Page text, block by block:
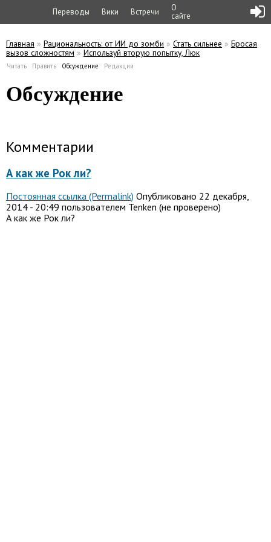
Переводы Вики Встречи
О
сайте
Вы здесь
Главная » Рациональность: от ИИ до зомби » Стать сильнее » Бросая
вызов сложностям » Используй вторую попытку, Люк
Читать Править Обсуждение (активная вкладка)
Редакции
Обсуждение
Комментарии
А как же Рок ли?
Постоянная ссылка (Permalink) Опубликовано 22 декабря,
2014 - 20:49 пользователем Tenken (не проверено)
А как же Рок ли?